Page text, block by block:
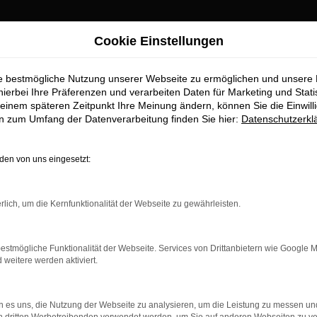
für
erhalten Sie im
für exzellente VW Golf Neuwagen Fahrzeuge für
zu präsentieren, die höchste Standards in Sachen
geht. Erfahren Sie mehr über unsere beeindruckende VW
Cookie Einstellungen
bestmögliche Nutzung unserer Webseite zu ermöglichen und unsere
Ihre Präferenzen und verarbeiten Daten für Marketing und
späteren Zeitpunkt Ihre Meinung ändern, können Sie die
zum Umfang der Datenverarbeitung finden Sie hier:
von uns eingesetzt:
um die Kernfunktionalität der Webseite zu gewährleisten.
Funktionalität der Webseite. Services von Drittanbietern wie Google
weitere werden aktiviert.
es uns, die Nutzung der Webseite zu analysieren, um die Leistung zu messen